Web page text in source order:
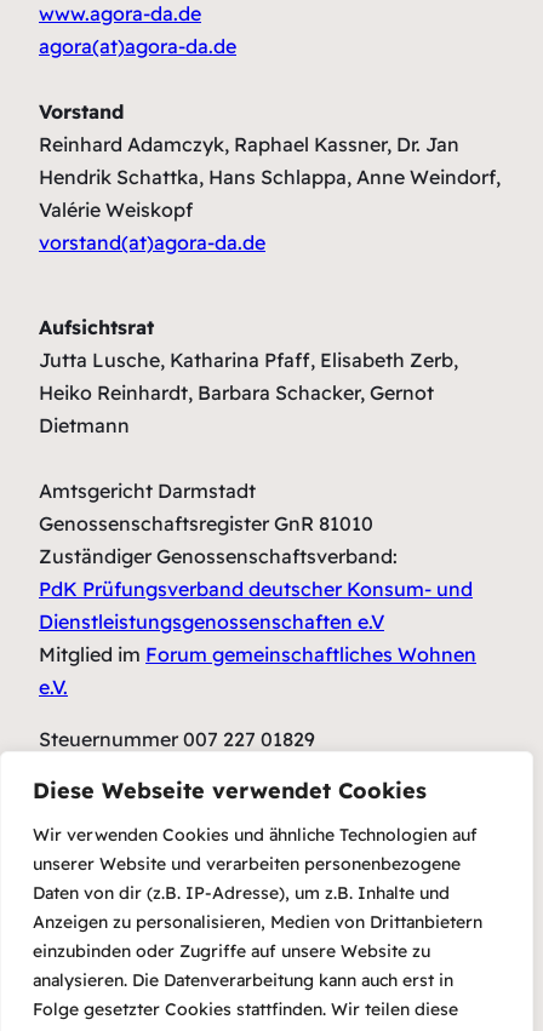
Diese Webseite verwendet Cookies
Wir verwenden Cookies und ähnliche Technologien auf
unserer Website und verarbeiten personenbezogene
Daten von dir (z.B. IP-Adresse), um z.B. Inhalte und
Anzeigen zu personalisieren, Medien von Drittanbietern
einzubinden oder Zugriffe auf unsere Website zu
analysieren. Die Datenverarbeitung kann auch erst in
Folge gesetzter Cookies stattfinden. Wir teilen diese
www.agora-da.de
agora(at)agora-da.de
Vorstand
Reinhard Adamczyk, Raphael Kassner, Dr. Jan
Hendrik Schattka, Hans Schlappa, Anne Weindorf,
Valérie Weiskopf
vorstand(at)agora-da.de
Aufsichtsrat
Jutta Lusche, Katharina Pfaff, Elisabeth Zerb,
Heiko Reinhardt, Barbara Schacker, Gernot
Dietmann
Amtsgericht Darmstadt
Genossenschaftsregister GnR 81010
Zuständiger Genossenschaftsverband:
PdK Prüfungsverband deutscher Konsum- und
Dienstleistungsgenossenschaften e.V
Mitglied im Forum gemeinschaftliches Wohnen
e.V.
Steuernummer 007 227 01829
Verantwortlich i.S.d. § 5 TMG für die Inhalte der
Website
www.agora-da.de ist Gerhart Häfner
Letzte Änderung 20.06.22
Gefördert vom